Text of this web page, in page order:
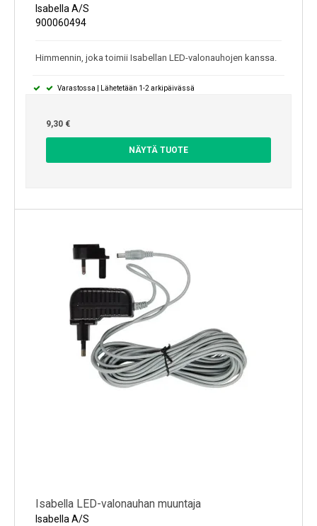
Isabella A/S
900060494
Himmennin, joka toimii Isabellan LED-valonauhojen kanssa.
Varastossa | Lähetetään 1-2 arkipäivässä
9,30 €
NÄYTÄ TUOTE
Isabella LED-valonauhan muuntaja
Isabella A/S